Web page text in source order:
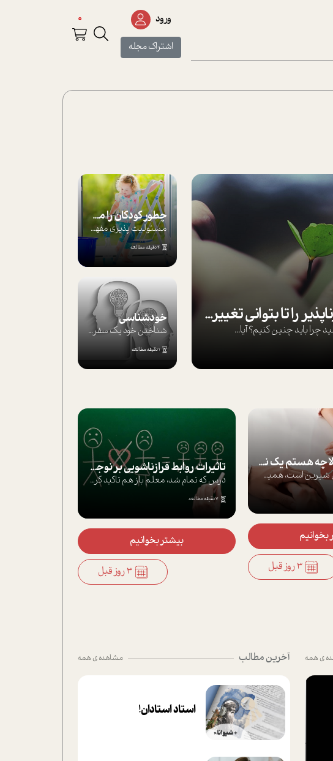
ورود
اشتراک مجله
0
بپذير تغييرناپذير را تا بتواني تغييرش دهي!‏
بايد چنين کنيم؟ آيا...
چطور کودکان را مسئولیت‌پذیر بار بیاورید؟
مسئولیت پذیری مفهومی ا ست که هر چه کودکت...
4 دقیقه مطالعه
خودشناسی
شناختن خود یک سفر است؛ سفری که از مسیره...
1 دقیقه مطالعه
من جدا شدم حالا چه هستم یک نیمه یا هویتی پنهان؟
همیشه وصل بودن شیرین است، همیشه دیدن ماش... تاثيرات روابط فرا‌زناشويي بر نوجوانان
درس كه تمام شد، معلم باز هم تاکید کرد که...
بیشتر بخوانیم
موفق‌ها چگونه‌اند؟
یک در هزار!آدم ها وقتی توجه ما را
6 دقیقه مطالعه
ی همه آخرین مطالب مشاهده ی همه
استاد استادان!